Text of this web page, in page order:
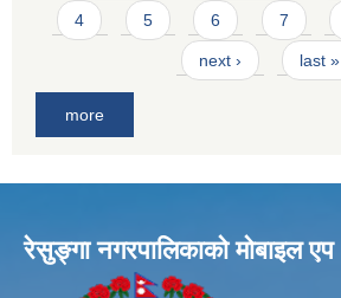
4 5 6 7
next › last »
more
रेसुङ्गा नगरपालिकाकाे माेबाइल एप